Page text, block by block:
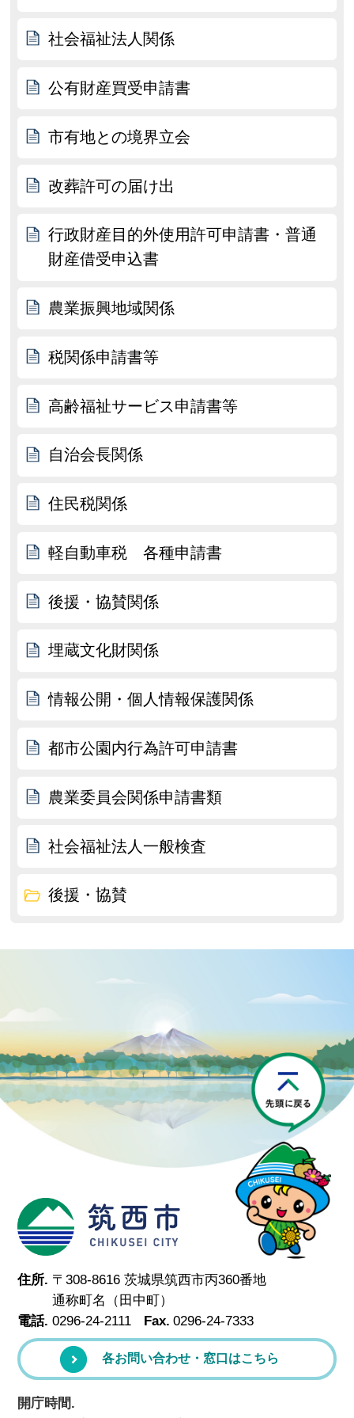
社会福祉法人関係
公有財産買受申請書
市有地との境界立会
改葬許可の届け出
行政財産目的外使用許可申請書・普通
財産借受申込書
農業振興地域関係
税関係申請書等
高齢福祉サービス申請書等
自治会長関係
住民税関係
軽自動車税 各種申請書
後援・協賛関係
埋蔵文化財関係
情報公開・個人情報保護関係
都市公園内行為許可申請書
農業委員会関係申請書類
社会福祉法人一般検査
後援・協賛
筑西市
住所. 〒308-8616 茨城県筑西市丙360番地
通称町名（田中町）
電話. 0296-24-2111 Fax. 0296-24-7333
各お問い合わせ・窓口はこちら
開庁時間.